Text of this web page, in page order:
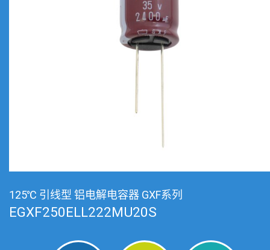
125℃ 引线型 铝电解电容器 GXF系列
EGXF250ELL222MU20S